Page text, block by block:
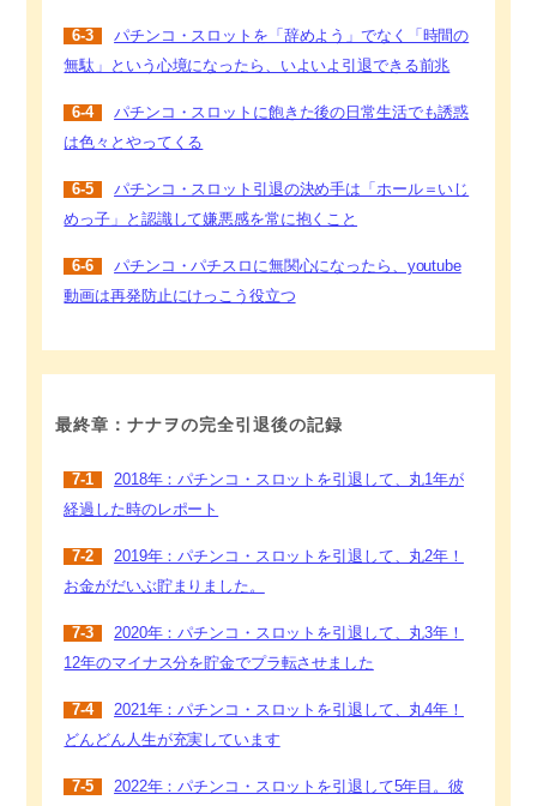
6-3
パチンコ・スロットを「辞めよう」でなく「時間の
無駄」という心境になったら、いよいよ引退できる前兆
6-4
パチンコ・スロットに飽きた後の日常生活でも誘惑
は色々とやってくる
6-5
パチンコ・スロット引退の決め手は「ホール＝いじ
めっ子」と認識して嫌悪感を常に抱くこと
6-6
パチンコ・パチスロに無関心になったら、youtube
動画は再発防止にけっこう役立つ
最終章：ナナヲの完全引退後の記録
7-1
2018年：パチンコ・スロットを引退して、丸1年が
経過した時のレポート
7-2
2019年：パチンコ・スロットを引退して、丸2年！
お金がだいぶ貯まりました。
7-3
2020年：パチンコ・スロットを引退して、丸3年！
12年のマイナス分を貯金でプラ転させました
7-4
2021年：パチンコ・スロットを引退して、丸4年！
どんどん人生が充実しています
7-5
2022年：パチンコ・スロットを引退して5年目。彼